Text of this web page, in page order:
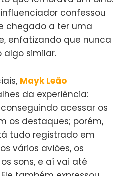
confessou
chegado a ter uma
enfatizando que nunca
algo similar.
Mayk Leão
da experiência:
acessar os
os destaques; porém,
tudo registrado em
vários aviões, os
sons, e aí vai até